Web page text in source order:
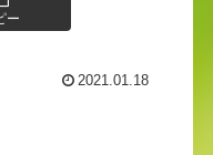
ー
2021.01.18